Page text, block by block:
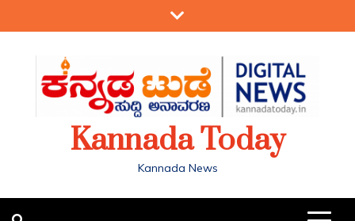
Kannada Today
Kannada News